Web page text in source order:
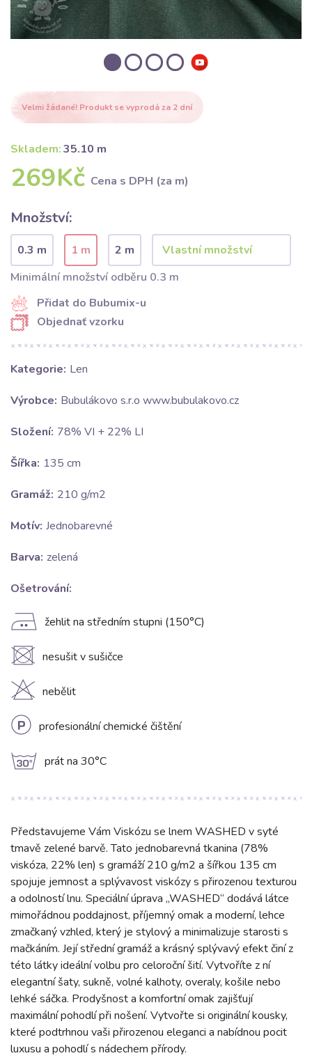
Velmi žádané! Produkt se vyprodá za 2 dní
Skladem:35.10 m
269Kč Cena s DPH (za m)
Množství:
0.3 m 1 m
2 m
Minimální množství odběru 0.3 m
Přidat do Bubumix-u
Objednať vzorku
Kategorie: Len
Výrobce: Bubulákovo s.r.o www.bubulakovo.cz
Složení: 78% VI + 22% LI
Šířka: 135 cm
Gramáž: 210 g/m2
Motív: Jednobarevné
Barva: zelená
Ošetrování:
E žehlit na středním stupni (150°C)
U nesušit v sušičce
H nebělit
L profesionální chemické čištění
g prát na 30°C
Představujeme Vám Viskózu se lnem WASHED v syté
tmavě zelené barvě. Tato jednobarevná tkanina (78%
viskóza, 22% len) s gramáží 210 g/m2 a šířkou 135 cm
spojuje jemnost a splývavost viskózy s přirozenou texturou
a odolností lnu. Speciální úprava „WASHED“ dodává látce
mimořádnou poddajnost, příjemný omak a moderní, lehce
zmačkaný vzhled, který je stylový a minimalizuje starosti s
mačkáním. Její střední gramáž a krásný splývavý efekt činí z
této látky ideální volbu pro celoroční šití. Vytvoříte z ní
elegantní šaty, sukně, volné kalhoty, overaly, košile nebo
lehké sáčka. Prodyšnost a komfortní omak zajišťují
maximální pohodlí při nošení. Vytvořte si originální kousky,
které podtrhnou vaši přirozenou eleganci a nabídnou pocit
luxusu a pohodlí s nádechem přírody.